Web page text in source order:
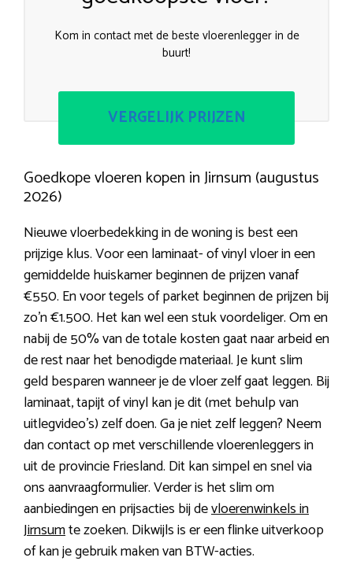
Kom in contact met de beste vloerenlegger in de
buurt!
VERGELIJK PRIJZEN
Goedkope vloeren kopen in Jirnsum (augustus
2026)
Nieuwe vloerbedekking in de woning is best een
prijzige klus. Voor een laminaat- of vinyl vloer in een
gemiddelde huiskamer beginnen de prijzen vanaf
€550. En voor tegels of parket beginnen de prijzen bij
zo’n €1.500. Het kan wel een stuk voordeliger. Om en
nabij de 50% van de totale kosten gaat naar arbeid en
de rest naar het benodigde materiaal. Je kunt slim
geld besparen wanneer je de vloer zelf gaat leggen. Bij
laminaat, tapijt of vinyl kan je dit (met behulp van
uitlegvideo’s) zelf doen. Ga je niet zelf leggen? Neem
dan contact op met verschillende vloerenleggers in
uit de provincie Friesland. Dit kan simpel en snel via
ons aanvraagformulier. Verder is het slim om
aanbiedingen en prijsacties bij devloerenwinkels in
Jirnsumte zoeken. Dikwijls is er een flinke uitverkoop
of kan je gebruik maken van BTW-acties.